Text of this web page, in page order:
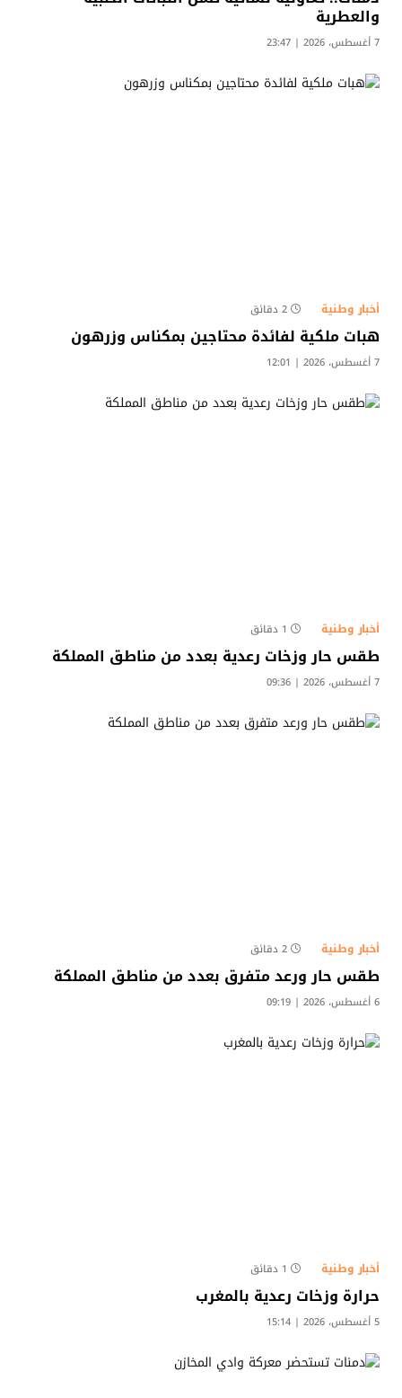
والعطرية
7 أغسطس، 2026 | 23:47
أخبار وطنية 2 دقائق
هبات ملكية لفائدة محتاجين بمكناس وزرهون
7 أغسطس، 2026 | 12:01
أخبار وطنية 1 دقائق
طقس حار وزخات رعدية بعدد من مناطق المملكة
7 أغسطس، 2026 | 09:36
أخبار وطنية 2 دقائق
طقس حار ورعد متفرق بعدد من مناطق المملكة
6 أغسطس، 2026 | 09:19
أخبار وطنية 1 دقائق
حرارة وزخات رعدية بالمغرب
5 أغسطس، 2026 | 15:14